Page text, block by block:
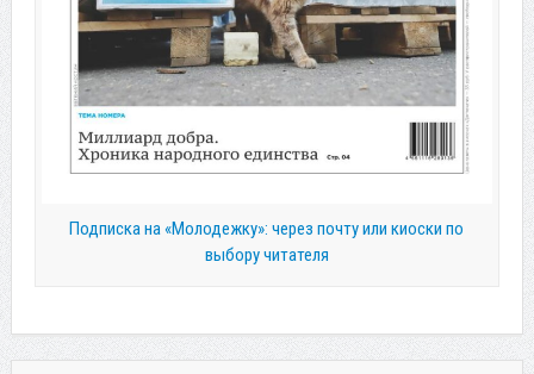
Подписка на «Молодежку»: через почту или киоски по
выбору читателя